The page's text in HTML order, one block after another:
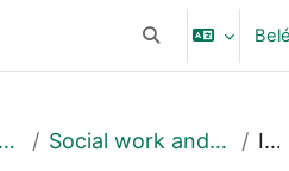
Keresési
Nyíregyházi telephely Social work and social economy master degree IV. félév